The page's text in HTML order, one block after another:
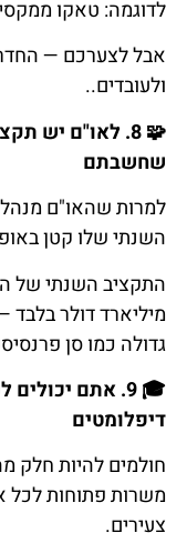
לדוגמה: טאקו
אבל לצערכם —
ולעובדים..
🧩
לאו"ם יש
שחשבתם
למרות שהאו"ם
השנתי שלו קטן
מיליארד דולר
גדולה כמו סן
🎓
אתם יכולים
דיפלומטים
חולמים להיות חלק
משרות פתוחות לכל
צעירים.